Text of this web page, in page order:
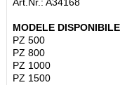
Art.Nr.: A34168
MODELE
PZ 500
PZ 800
PZ 1000
PZ 1500